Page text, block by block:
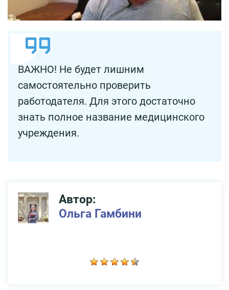
ВАЖНО! Не будет лишним
самостоятельно проверить
работодателя. Для этого достаточно
знать полное название медицинского
учреждения.
Автор:
Ольга Гамбини